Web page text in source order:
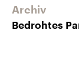
Archiv
Bedrohtes